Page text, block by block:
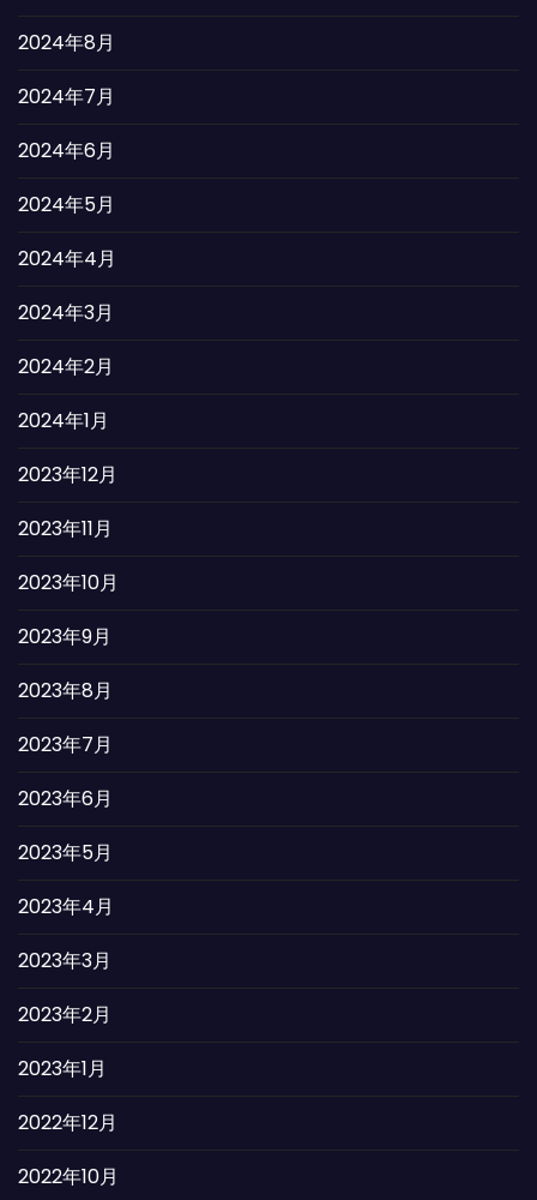
2024年8月
2024年7月
2024年6月
2024年5月
2024年4月
2024年3月
2024年2月
2024年1月
2023年12月
2023年11月
2023年10月
2023年9月
2023年8月
2023年7月
2023年6月
2023年5月
2023年4月
2023年3月
2023年2月
2023年1月
2022年12月
2022年10月